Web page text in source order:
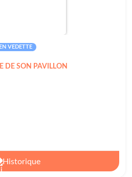
EN VEDETTE
DE SON PAVILLON
Historique